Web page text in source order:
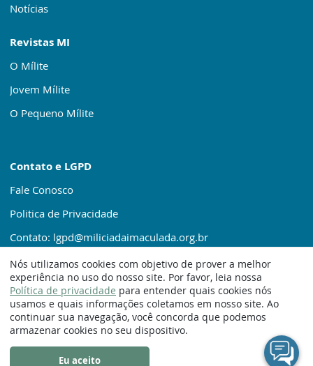
Notícias
Revistas MI
O Mílite
Jovem Mílite
O Pequeno Mílite
Contato e LGPD
Fale Conosco
Politica de Privacidade
Contato: lgpd@miliciadaimaculada.org.br
© 1920 – 2025. Milícia da Imaculada
Nós utilizamos cookies com objetivo de prover a melhor
experiência no uso do nosso site. Por favor, leia nossa
Política de privacidade para entender quais cookies nós
usamos e quais informações coletamos em nosso site. Ao
continuar sua navegação, você concorda que podemos
armazenar cookies no seu dispositivo.
Eu aceito